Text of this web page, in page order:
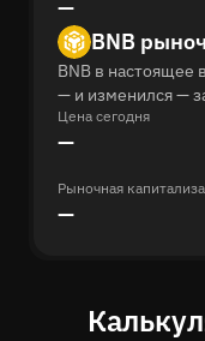
—
BNB
BNB в настоящее
— и изменился —
Цена сегодня
—
Рыночная
—